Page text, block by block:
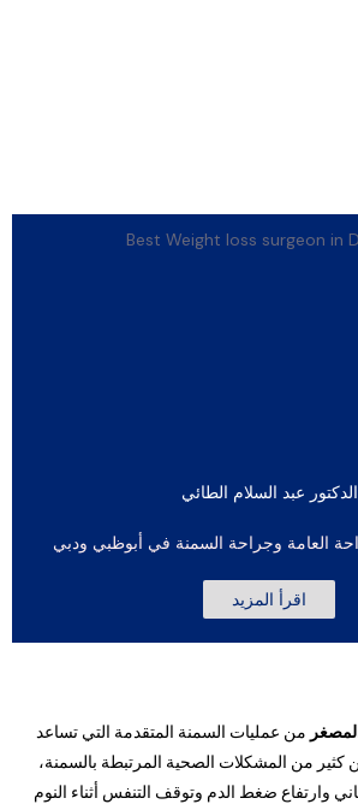
الدكتور عبد السلام الطائي
العامة وجراحة السمنة في أبوظبي ودبي
اقرأ المزيد
من عمليات السمنة المتقدمة التي تساعد
من المشكلات الصحية المرتبطة بالسمنة،
وارتفاع ضغط الدم وتوقف التنفس أثناء النوم